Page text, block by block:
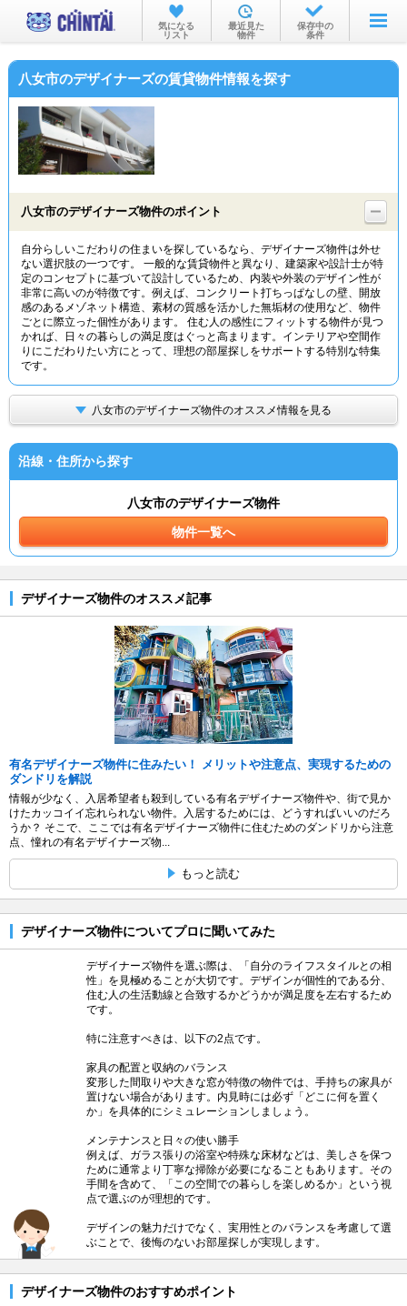
お部屋を探す
沿線・駅から
物件特集から
TOP
気になる
リスト
最近見た
物件
保存中の
条件
八女市のデザイナーズの賃貸物件情報を探す
八女市のデザイナーズ物件のポイント
自分らしいこだわりの住まいを探しているなら、デザイナーズ物件は外せ
ない選択肢の一つです。 一般的な賃貸物件と異なり、建築家や設計士が特
定のコンセプトに基づいて設計しているため、内装や外装のデザイン性が
非常に高いのが特徴です。例えば、コンクリート打ちっぱなしの壁、開放
感のあるメゾネット構造、素材の質感を活かした無垢材の使用など、物件
ごとに際立った個性があります。 住む人の感性にフィットする物件が見つ
かれば、日々の暮らしの満足度はぐっと高まります。インテリアや空間作
りにこだわりたい方にとって、理想の部屋探しをサポートする特別な特集
です。
八女市のデザイナーズ物件のオススメ情報を見る
沿線・住所から探す
八女市のデザイナーズ物件
物件一覧へ
デザイナーズ物件のオススメ記事
有名デザイナーズ物件に住みたい！ メリットや注意点、実現するための
ダンドリを解説
情報が少なく、入居希望者も殺到している有名デザイナーズ物件や、街で見か
けたカッコイイ忘れられない物件。入居するためには、どうすればいいのだろ
うか？ そこで、ここでは有名デザイナーズ物件に住むためのダンドリから注意
点、憧れの有名デザイナーズ物...
もっと読む
デザイナーズ物件についてプロに聞いてみた
デザイナーズ物件を選ぶ際は、「自分のライフスタイルとの相
性」を見極めることが大切です。デザインが個性的である分、
住む人の生活動線と合致するかどうかが満足度を左右するため
です。
特に注意すべきは、以下の2点です。
家具の配置と収納のバランス
変形した間取りや大きな窓が特徴の物件では、手持ちの家具が
置けない場合があります。内見時には必ず「どこに何を置く
か」を具体的にシミュレーションしましょう。
メンテナンスと日々の使い勝手
例えば、ガラス張りの浴室や特殊な床材などは、美しさを保つ
ために通常より丁寧な掃除が必要になることもあります。その
手間を含めて、「この空間での暮らしを楽しめるか」という視
点で選ぶのが理想的です。
デザインの魅力だけでなく、実用性とのバランスを考慮して選
ぶことで、後悔のないお部屋探しが実現します。
デザイナーズ物件のおすすめポイント